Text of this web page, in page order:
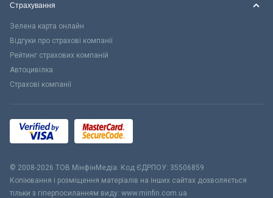
Страхування
Зелена карта онлайн
Відгуки про страхові компанії
Рейтинг страхових компаній
Автоцивілка
Страхові компанії
© 2008-2026 ТОВ МiнфiнМедiа. Код ЄДРПОУ: 35506859
Копіювання і розміщення матеріалів на інших сайтах дозволяється
тільки з гіперпосиланням виду: www.minfin.com.ua